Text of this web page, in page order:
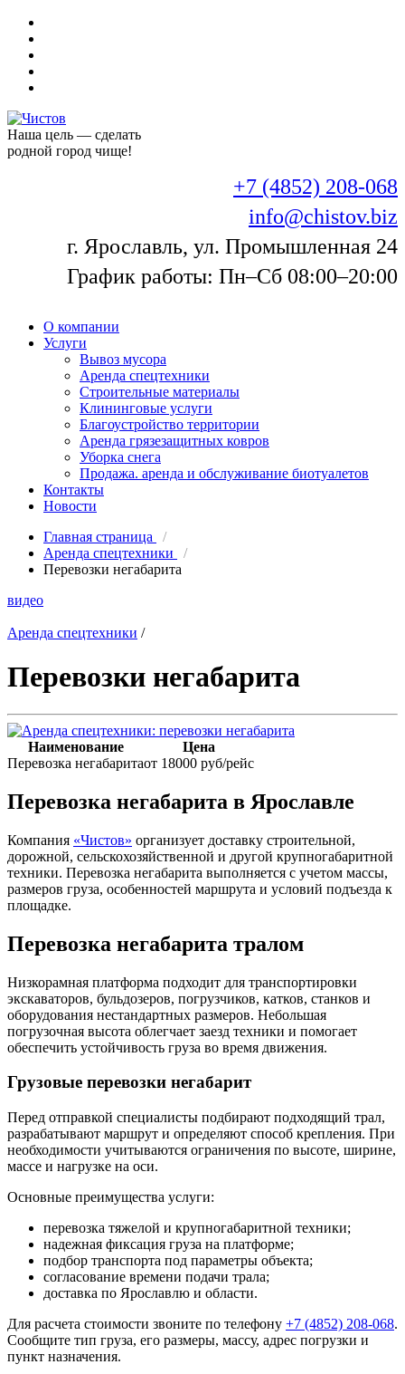
Наша цель — сделать
родной город чище!
+7 (4852) 208-068
info@chistov.biz
г. Ярославль, ул. Промышленная 24
График работы: Пн–Сб 08:00–20:00
О компании
Услуги
Вывоз мусора
Аренда спецтехники
Строительные материалы
Клининговые услуги
Благоустройство территории
Аренда грязезащитных ковров
Уборка снега
Продажа. аренда и обслуживание биотуалетов
Контакты
Новости
Главная страница
/
Аренда спецтехники
/
Перевозки негабарита
видео
Аренда спецтехники /
Перевозки негабарита
Наименование
Цена
Перевозка негабаритаот 18000 руб/рейс
Перевозка негабарита в Ярославле
Компания «Чистов» организует доставку строительной,
дорожной, сельскохозяйственной и другой крупногабаритной
техники. Перевозка негабарита выполняется с учетом массы,
размеров груза, особенностей маршрута и условий подъезда к
площадке.
Перевозка негабарита тралом
Низкорамная платформа подходит для транспортировки
экскаваторов, бульдозеров, погрузчиков, катков, станков и
оборудования нестандартных размеров. Небольшая
погрузочная высота облегчает заезд техники и помогает
обеспечить устойчивость груза во время движения.
Грузовые перевозки негабарит
Перед отправкой специалисты подбирают подходящий трал,
разрабатывают маршрут и определяют способ крепления. При
необходимости учитываются ограничения по высоте, ширине,
массе и нагрузке на оси.
Основные преимущества услуги:
перевозка тяжелой и крупногабаритной техники;
надежная фиксация груза на платформе;
подбор транспорта под параметры объекта;
согласование времени подачи трала;
доставка по Ярославлю и области.
Для расчета стоимости звоните по телефону +7 (4852) 208-068.
Сообщите тип груза, его размеры, массу, адрес погрузки и
пункт назначения.